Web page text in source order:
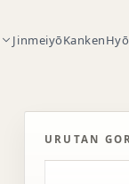
JinmeiyōKanken
URUTAN